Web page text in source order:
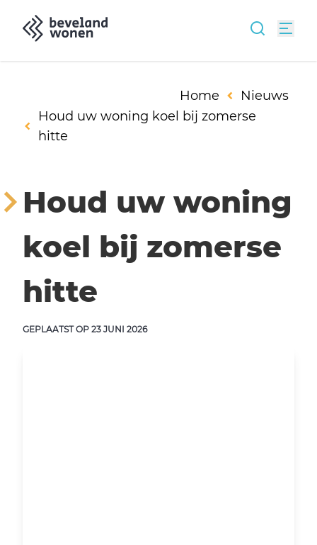
Home
Nieuws
Houd uw woning koel bij zomerse
hitte
Houd uw woning
koel bij zomerse
hitte
GEPLAATST OP 23 JUNI 2026